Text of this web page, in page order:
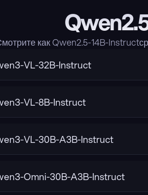
как Qwen2.5-14B-
VL-32B-Instruct
VL-8B-Instruct
VL-30B-A3B-Instruct
Omni-30B-A3B-Instruct